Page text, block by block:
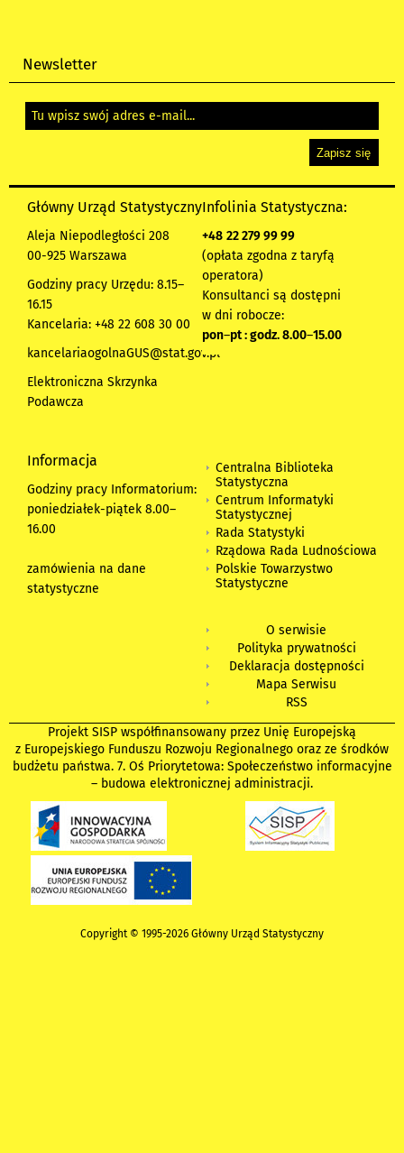
Newsletter
Główny Urząd Statystyczny
Aleja Niepodległości 208
00-925 Warszawa
Godziny pracy Urzędu: 8.15–
16.15
Kancelaria: +48 22 608 30 00
kancelariaogolnaGUS@stat.gov.pl
Elektroniczna Skrzynka
Podawcza
Infolinia Statystyczna:
+48 22 279 99 99
(opłata zgodna z taryfą
operatora)
Konsultanci są dostępni
w dni robocze:
pon–pt : godz. 8.00–15.00
Informacja
Godziny pracy Informatorium:
poniedziałek-piątek 8.00–
16.00
zamówienia na dane
statystyczne
Centralna Biblioteka
Statystyczna
Centrum Informatyki
Statystycznej
Rada Statystyki
Rządowa Rada Ludnościowa
Polskie Towarzystwo
Statystyczne
O serwisie
Polityka prywatności
Deklaracja dostępności
Mapa Serwisu
RSS
Projekt SISP współfinansowany przez Unię Europejską
z Europejskiego Funduszu Rozwoju Regionalnego oraz ze środków
budżetu państwa. 7. Oś Priorytetowa: Społeczeństwo informacyjne
– budowa elektronicznej administracji.
Copyright © 1995-2026 Główny Urząd Statystyczny